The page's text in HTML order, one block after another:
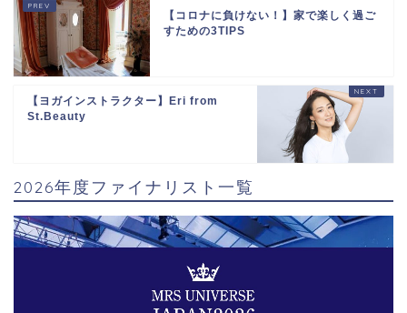
【コロナに負けない！】家で楽しく過ご
すための3TIPS
【ヨガインストラクター】Eri from
St.Beauty
2026年度ファイナリスト一覧